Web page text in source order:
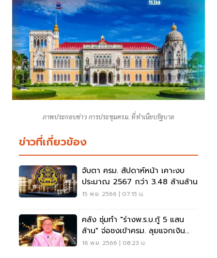
ภาพประกอบข่าว การประชุมครม. ที่ทำเนียบรัฐบาล
ข่าวที่เกี่ยวข้อง
จับตา ครม. สัปดาห์หน้า เคาะงบ
ประมาณ 2567 กว่า 3.48 ล้านล้าน
15 พ.ย. 2566 | 07:15 น.
คลัง ซุ่มทำ "ร่างพ.ร.บ.กู้ 5 แสน
ล้าน" จ่อชงเข้าครม. ลุยแจกเงิน
ดิจิทัล
16 พ.ย. 2566 | 08:23 น.